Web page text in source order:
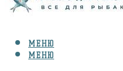
СНАРЯЖЕНИЕ
МЕНЮ
МЕНЮ